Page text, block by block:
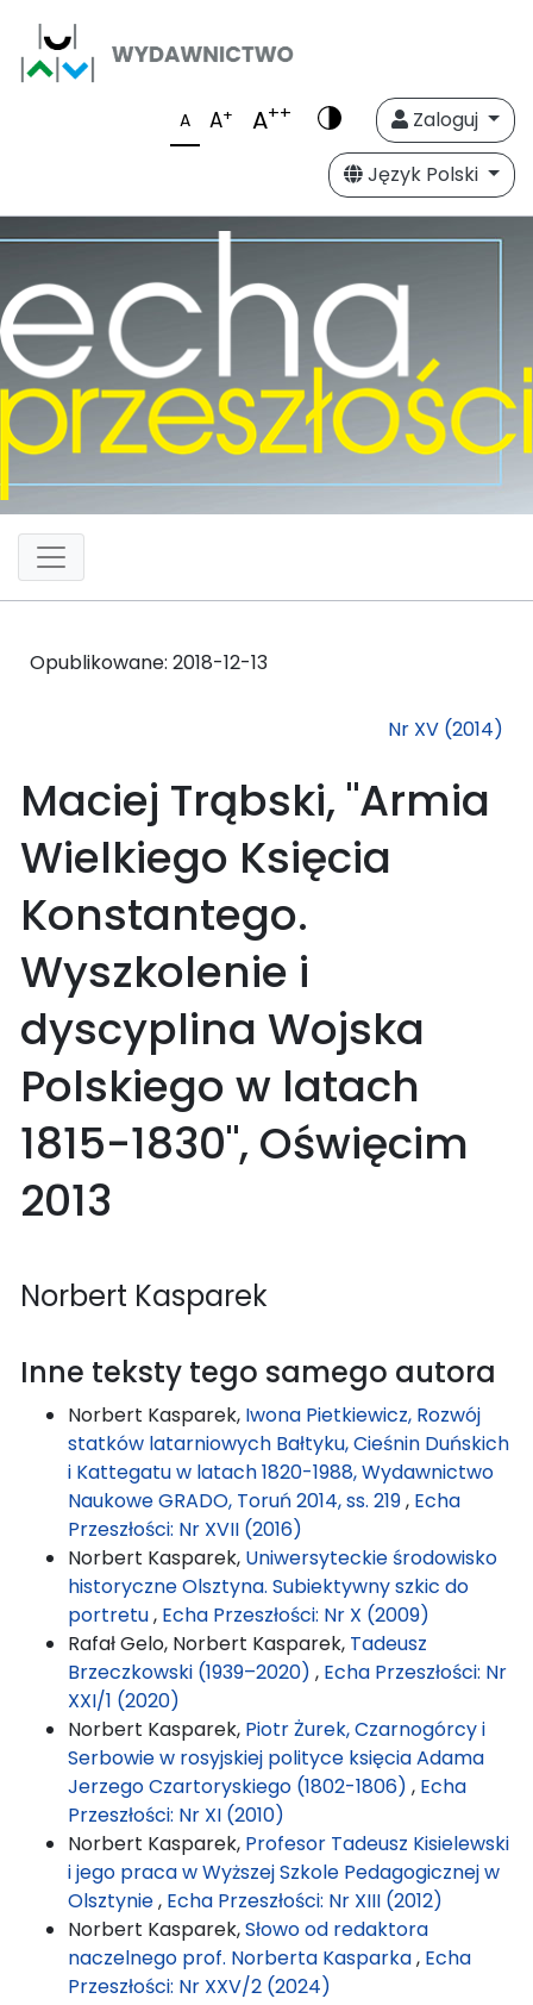
A A+ A++
Zaloguj
Język Polski
Opublikowane: 2018-12-13
Nr XV (2014)
Maciej Trąbski, "Armia
Wielkiego Księcia
Konstantego.
Wyszkolenie i
dyscyplina Wojska
Polskiego w latach
1815-1830", Oświęcim
2013
Norbert Kasparek
Inne teksty tego samego autora
Norbert Kasparek, Iwona Pietkiewicz, Rozwój
statków latarniowych Bałtyku, Cieśnin Duńskich
i Kattegatu w latach 1820-1988, Wydawnictwo
Naukowe GRADO, Toruń 2014, ss. 219, Echa
Przeszłości: Nr XVII (2016)
Norbert Kasparek, Uniwersyteckie środowisko
historyczne Olsztyna. Subiektywny szkic do
portretu, Echa Przeszłości: Nr X (2009)
Rafał Gelo, Norbert Kasparek, Tadeusz
Brzeczkowski (1939–2020) , Echa Przeszłości: Nr
XXI/1 (2020)
Norbert Kasparek, Piotr Żurek, Czarnogórcy i
Serbowie w rosyjskiej polityce księcia Adama
Jerzego Czartoryskiego (1802-1806) , Echa
Przeszłości: Nr XI (2010)
Norbert Kasparek, Profesor Tadeusz Kisielewski
i jego praca w Wyższej Szkole Pedagogicznej w
Olsztynie, Echa Przeszłości: Nr XIII (2012)
Norbert Kasparek,Słowo od redaktora
naczelnego prof. Norberta Kasparka, Echa
Przeszłości: Nr XXV/2 (2024)